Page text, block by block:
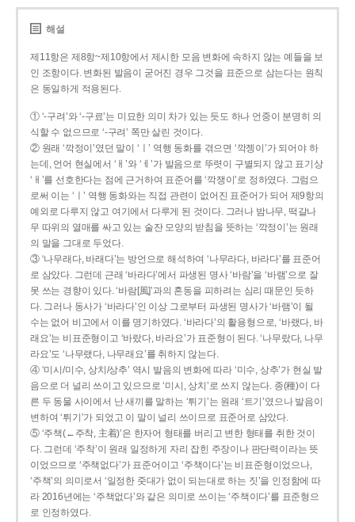
해설
제11항은 제8항~제10항에서 제시한 모음 변화에 속하지 않는 예들을 보
인 조항이다. 변화된 발음이 굳어진 경우 그것을 표준으로 삼는다는 원칙
은 동일하게 적용된다.
① ‘-구려’와 ‘-구료’는 미묘한 의미 차가 있는 듯도 하나 언중이 분명히 의
식할 수 없으므로 ‘-구려’ 쪽만 살린 것이다.
② 원래 ‘깍정이’였던 말이 ‘ㅣ’ 역행 동화를 겪으면 ‘깍젱이’가 되어야 하
는데, 언어 현실에서 ‘ㅐ’와 ‘ㅔ’가 발음으로 뚜렷이 구별되지 않고 표기상
‘ㅐ’를 선호한다는 점에 근거하여 표준어를 ‘깍쟁이’로 정하였다. 그럼으
로써 이는 ‘ㅣ’ 역행 동화와는 직접 관련이 없어진 표준어가 되어 제9항의
예외로 다루지 않고 여기에서 다루게 된 것이다. 그러나 밤나무, 떡갈나
무 따위의 열매를 싸고 있는 술잔 모양의 받침을 뜻하는 ‘깍정이’는 원래
의 말을 그대로 두었다.
③ ‘나무래다, 바래다’는 방언으로 해석하여 ‘나무라다, 바라다’를 표준어
로 삼았다. 그런데 근래 ‘바라다’에서 파생된 명사 ‘바람’을 ‘바램’으로 잘
못 쓰는 경향이 있다. ‘바람[風]’과의 혼동을 피하려는 심리 때문인 듯하
다. 그러나 동사가 ‘바라다’인 이상 그로부터 파생된 명사가 ‘바램’이 될
수는 없어 비고에서 이를 명기하였다. ‘바라다’의 활용형으로, ‘바랬다, 바
래요’는 비표준형이고 ‘바랐다, 바라요’가 표준형이 된다. ‘나무랐다, 나무
라요’도 ‘나무랬다, 나무래요’를 취하지 않는다.
④ ‘미시/미수, 상치/상추’ 역시 발음의 변화에 따라 ‘미수, 상추’가 현실 발
음으로 더 널리 쓰이고 있으므로 ‘미시, 상치’로 쓰지 않는다. 종(種)이 다
른 두 동물 사이에서 난 새끼를 말하는 ‘튀기’는 원래 ‘트기’였으나 발음이
변하여 ‘튀기’가 되었고 이 말이 널리 쓰이므로 표준어로 삼았다.
⑤ ‘주책(←주착, 主着)’은 한자어 형태를 버리고 변한 형태를 취한 것이
다. 그런데 ‘주착’이 원래 일정하게 자리 잡힌 주장이나 판단력이라는 뜻
이었으므로 ‘주책없다’가 표준어이고 ‘주책이다’는 비표준형이었으나,
‘주책’의 의미로서 ‘일정한 줏대가 없이 되는대로 하는 짓’을 인정함에 따
라 2016년에는 ‘주책없다’와 같은 의미로 쓰이는 ‘주책이다’를 표준형으
로 인정하였다.